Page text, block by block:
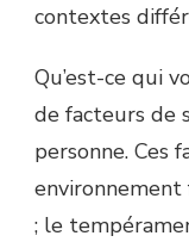
contextes
Qu’est-ce qui
de facteurs de
personne. Ces
environnement
; le